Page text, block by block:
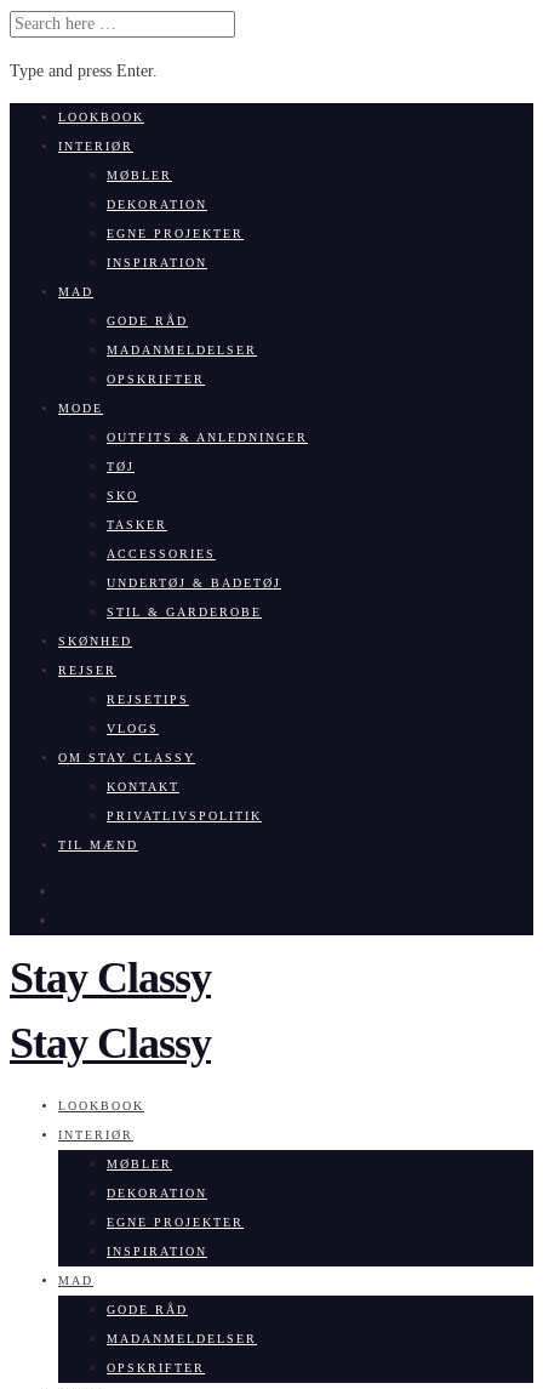
SEARCH
Type and press Enter.
LOOKBOOK
INTERIØR
MØBLER
DEKORATION
EGNE PROJEKTER
INSPIRATION
MAD
GODE RÅD
MADANMELDELSER
OPSKRIFTER
MODE
OUTFITS & ANLEDNINGER
TØJ
SKO
TASKER
ACCESSORIES
UNDERTØJ & BADETØJ
STIL & GARDEROBE
SKØNHED
REJSER
REJSETIPS
VLOGS
OM STAY CLASSY
KONTAKT
PRIVATLIVSPOLITIK
TIL MÆND
Stay Classy
Stay Classy
LOOKBOOK
INTERIØR
MØBLER
DEKORATION
EGNE PROJEKTER
INSPIRATION
MAD
GODE RÅD
MADANMELDELSER
OPSKRIFTER